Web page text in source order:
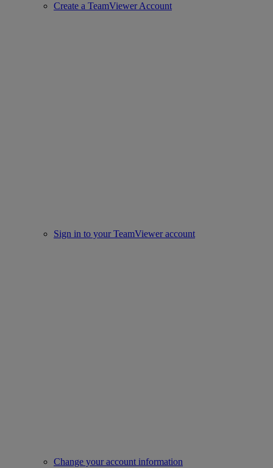
Create a TeamViewer Account
Sign in to your TeamViewer account
Change your account information